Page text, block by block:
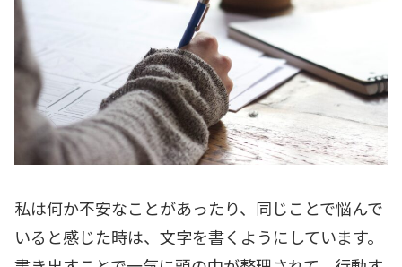
私は何か不安なことがあったり、同じことで悩んで
いると感じた時は、文字を書くようにしています。